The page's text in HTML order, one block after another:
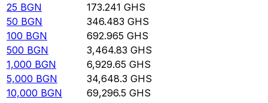
25 BGN 173.241 GHS
50 BGN 346.483 GHS
100 BGN 692.965 GHS
500 BGN 3,464.83 GHS
1,000 BGN 6,929.65 GHS
5,000 BGN 34,648.3 GHS
10,000 BGN 69,296.5 GHS